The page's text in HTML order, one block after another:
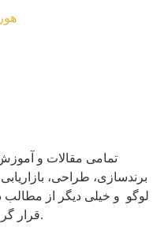
تمامی مقالات و
برندسازی، طراحی،
لوگو و خیلی دیگر از مطالب
قرار گرفته تا با هم رشد کنیم و موفق شویم.